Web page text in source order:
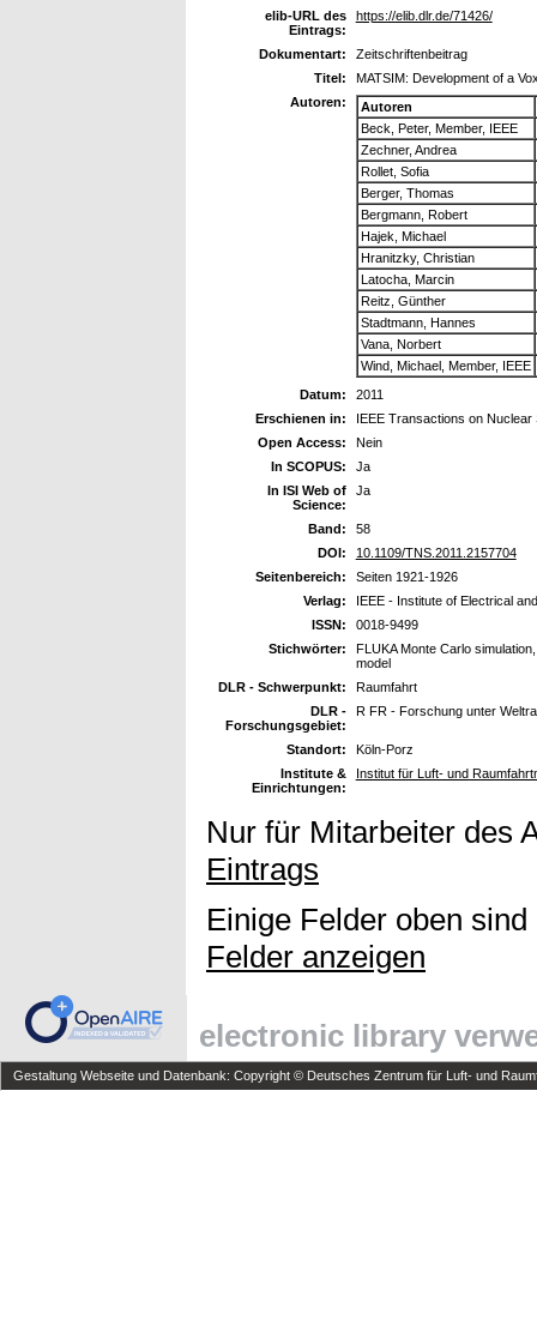
elib-URL des
Eintrags:
https://elib.dlr.de/71426/
Dokumentart:
Zeitschriftenbeitrag
Titel:
MATSIM: Development of a
Autoren:
Autoren
Beck, Peter, Member, IEEE
Zechner, Andrea
Rollet, Sofia
Berger, Thomas
Bergmann, Robert
Hajek, Michael
Hranitzky, Christian
Latocha, Marcin
Reitz, Günther
Stadtmann, Hannes
Vana, Norbert
Wind, Michael, Member, IEEE
Datum:
2011
Erschienen in:
IEEE Transactions on Nuclear
Open Access:
Nein
In SCOPUS:
Ja
In ISI Web of
Science:
Ja
Band:
58
DOI:
10.1109/TNS.2011.2157704
Seitenbereich:
Seiten 1921-1926
Verlag:
IEEE - Institute of Electrical
ISSN:
0018-9499
Stichwörter:
FLUKA Monte Carlo
model
DLR - Schwerpunkt:
Raumfahrt
DLR -
Forschungsgebiet:
R FR - Forschung unter
Standort:
Köln-Porz
Institute &
Einrichtungen:
Institut für Luft- und
Nur für Mitarbeiter des
Eintrags
Einige Felder oben
Felder anzeigen
electronic library
Gestaltung Webseite und Datenbank: Copyright © Deutsches Zentrum für Luft- und